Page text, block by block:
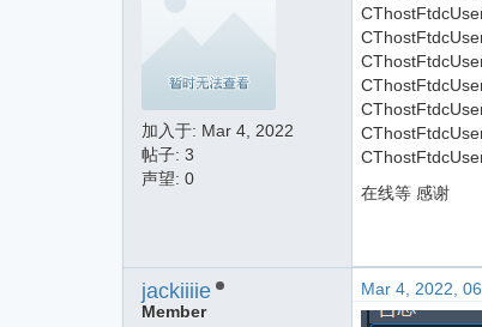
加入于: Mar 4, 2022
帖子: 3
声望: 0
在线等 感谢
jackiiiie
Member
Mar 4, 2022,